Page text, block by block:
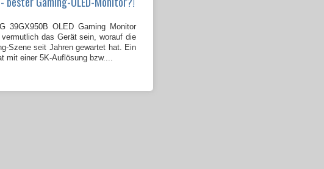
39GX950B OLED Gaming Monitor
das Gerät sein, worauf die
Szene seit Jahren gewartet hat. Ein
mit einer 5K-Auflösung bzw....